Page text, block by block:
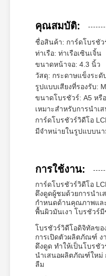
คุณสมบัติ:
ชื่อสินค้า: การ์ดโบรชัว
ท่าเรือ: ท่าเรือเซินเจิ้น
ขนาดหน้าจอ: 4.3 นิ้ว
วัสดุ: กระดาษแข็งระ
รูปแบบเสียงที่รองรับ:
ขนาดโบรชัวร์: A5 หรื
เหมาะสำหรับการนำ
การ์ดโบรชัวร์วิดีโอ
มีจำหน่ายในรูปแบบน
การใช้งาน:
การ์ดโบรชัวร์วิดีโอ
ดึงดูดผู้ชมด้วยการนำเ
กำหนดด้านคุณภาพแล
พื้นผิวมันเงา โบรชัวร์
โบรชัวร์วิดีโอดิจิทัลขอ
การเปิดตัวผลิตภัณฑ์ ง
ดึงดูด ทำให้เป็นโบรชั
นำเสนอผลิตภัณฑ์ใหม่
ลืม